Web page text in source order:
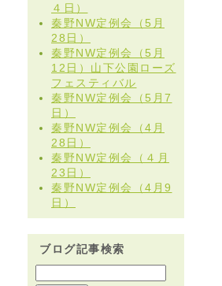
４日）
秦野NW定例会（5月
28日）
秦野NW定例会（5月
12日）山下公園ローズ
フェスティバル
秦野NW定例会（5月7
日）
秦野NW定例会（4月
28日）
秦野NW定例会（４月
23日）
秦野NW定例会（4月9
日）
ブログ記事検索